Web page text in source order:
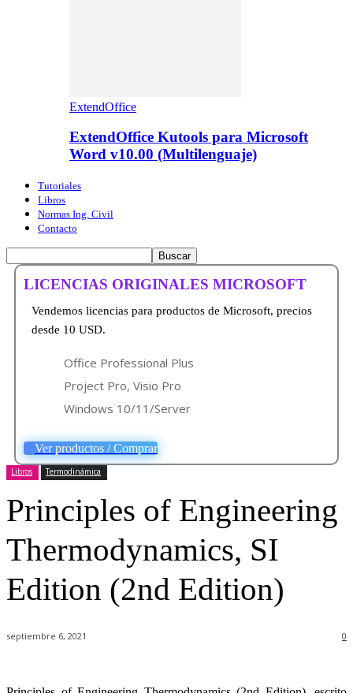
ExtendOffice
ExtendOffice Kutools para Microsoft
Word v10.00 (Multilenguaje)
Tutoriales
Libros
Normas Ing. Civil
Contacto
LICENCIAS ORIGINALES MICROSOFT
Vendemos licencias para productos de Microsoft, precios
desde 10 USD.
Office Professional Plus
Project Pro, Visio Pro
Windows 10/11/Server
Ver productos / Comprar
Libros Termodinámica
Principles of Engineering
Thermodynamics, SI
Edition (2nd Edition)
septiembre 6, 2021 0